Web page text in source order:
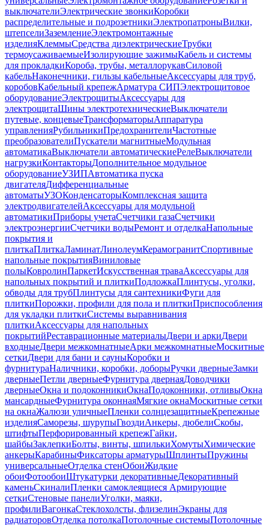
выключателиЭлектрические звонкиКоробки
распределительные и подрозетникиЭлектропатроныВилки,
штепселиЗаземлениеЭлектромонтажные
изделияКлеммыСредства диэлектрическиеТрубки
термоусаживаемыеИзолирующие зажимыКабель и системы
для прокладкиКороба, трубы, металлорукавСиловой
кабельНаконечники, гильзы кабельныеАксессуары для труб,
коробовКабельный крепежАрматура СИПЭлектрощитовое
оборудованиеЭлектрощитыАксессуары для
электрощитаШины электротехническиеВыключатели
путевые, концевыеТрансформаторыАппаратура
управленияРубильникиПредохранителиЧастотные
преобразователиПускатели магнитныеМодульная
автоматикаВыключатели автоматическиеРелеВыключатели
нагрузкиКонтакторыДополнительное модульное
оборудованиеУЗИПАвтоматика пуска
двигателяДифференциальные
автоматыУЗОКонденсаторыКомплексная защита
электродвигателейАксессуары для модульной
автоматикиПриборы учетаСчетчики газаСчетчики
электроэнергииСчетчики водыРемонт и отделкаНапольные
покрытия и
плиткаПлиткаЛаминатЛинолеумКерамогранитСпортивные
напольные покрытияВиниловые
полыКовролинПаркетИскусственная траваАксессуары для
напольных покрытий и плиткиПодложкаПлинтусы, уголки,
обводы для трубПлинтусы для сантехникиФуги для
плиткиПорожки, профили для пола и плиткиПриспособления
для укладки плиткиСистемы выравнивания
плиткиАксессуары для напольных
покрытийРеставрационные материалыДвери и аркиДвери
входныеДвери межкомнатныеАрки межкомнатныеМоскитные
сеткиДвери для бани и сауныКоробки и
фурнитураНаличники, коробки, доборыРучки дверныеЗамки
дверныеПетли дверныеФурнитура двернаяДоводчики
дверныеОкна и подоконникиОкнаПодоконники, отливыОкна
мансардныеФурнитура оконнаяМягкие окнаМоскитные сетки
на окнаЖалюзи уличныеПленки солнцезащитныеКрепежные
изделияСаморезы, шурупыГвоздиАнкеры, дюбелиСкобы,
штифтыПерфорированный крепежГайки,
шайбыЗаклепкиБолты, винты, шпилькиХомутыХимические
анкерыКарабиныФиксаторы арматурыШплинтыПружины
универсальныеОтделка стенОбоиЖидкие
обоиФотообоиШтукатурки декоративныеДекоративный
каменьСкиналиПленки самоклеящиеся Армирующие
сеткиСтеновые панелиУголки, маяки,
профилиВагонкаСтеклохолсты, флизелинЭкраны для
радиаторовОтделка потолкаПотолочные системыПотолочные